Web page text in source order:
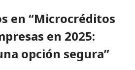
en “Microcréditos
en 2025:
opción segura”